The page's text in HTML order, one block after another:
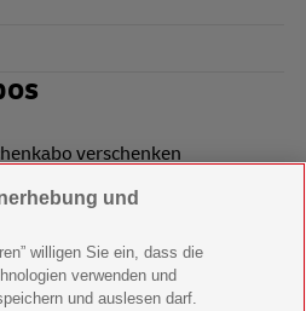
verschenken
verschenken
verschenken
verschenken
und
willigen Sie ein, dass die
verwenden und
und auslesen darf.